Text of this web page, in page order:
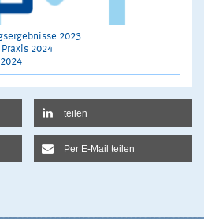
2023
2024
teilen
Per E-Mail teilen